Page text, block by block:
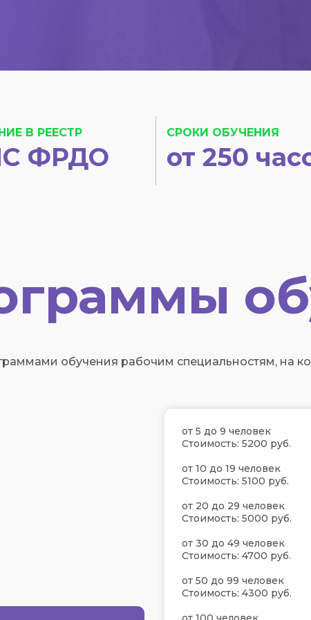
В РЕЕСТР
ФРДО
СРОКИ ОБУЧЕНИЯ
от 250
обучения рабочим специальностям, на
от 5 до 9 человек
Стоимость: 5200 руб.
от 10 до 19 человек
Стоимость: 5100 руб.
от 20 до 29 человек
Стоимость: 5000 руб.
от 30 до 49 человек
Стоимость: 4700 руб.
от 50 до 99 человек
Стоимость: 4300 руб.